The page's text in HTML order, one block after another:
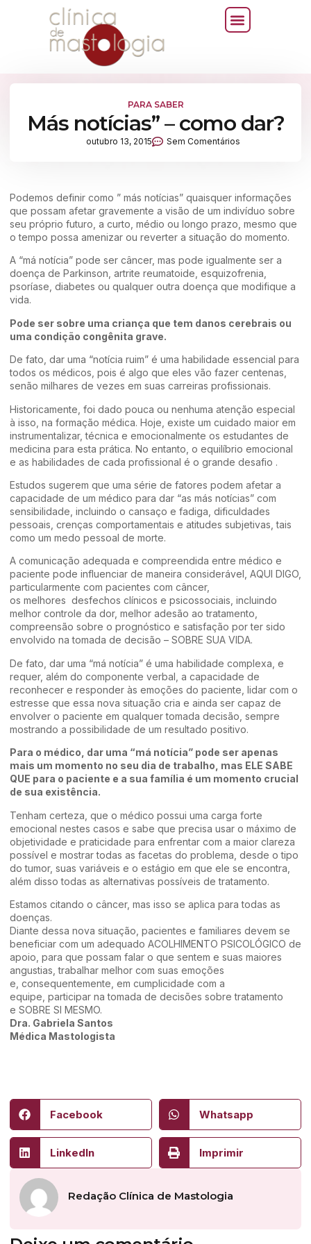
PARA SABER
Más notícias” – como dar?
outubro 13, 2015 Sem Comentários
Podemos definir como ” más notícias” quaisquer informações
que possam afetar gravemente a visão de um indivíduo sobre
seu próprio futuro, a curto, médio ou longo prazo, mesmo que
o tempo possa amenizar ou reverter a situação do momento.
A “má notícia” pode ser câncer, mas pode igualmente ser a
doença de Parkinson, artrite reumatoide, esquizofrenia,
psoríase, diabetes ou qualquer outra doença que modifique a
vida.
Pode ser sobre uma criança que tem danos cerebrais ou
uma condição congênita grave.
De fato, dar uma “notícia ruim” é uma habilidade essencial para
todos os médicos, pois é algo que eles vão fazer centenas,
senão milhares de vezes em suas carreiras profissionais.
Historicamente, foi dado pouca ou nenhuma atenção especial
à isso, na formação médica. Hoje, existe um cuidado maior em
instrumentalizar, técnica e emocionalmente os estudantes de
medicina para esta prática. No entanto, o equilíbrio emocional
e as habilidades de cada profissional é o grande desafio .
Estudos sugerem que uma série de fatores podem afetar a
capacidade de um médico para dar “as más notícias” com
sensibilidade, incluindo o cansaço e fadiga, dificuldades
pessoais, crenças comportamentais e atitudes subjetivas, tais
como um medo pessoal de morte.
A comunicação adequada e compreendida entre médico e
paciente pode influenciar de maneira considerável, AQUI DIGO,
particularmente com pacientes com câncer,
os melhores desfechos clínicos e psicossociais, incluindo
melhor controle da dor, melhor adesão ao tratamento,
compreensão sobre o prognóstico e satisfação por ter sido
envolvido na tomada de decisão – SOBRE SUA VIDA.
De fato, dar uma “má notícia” é uma habilidade complexa, e
requer, além do componente verbal, a capacidade de
reconhecer e responder às emoções do paciente, lidar com o
estresse que essa nova situação cria e ainda ser capaz de
envolver o paciente em qualquer tomada decisão, sempre
mostrando a possibilidade de um resultado positivo.
Para o médico, dar uma “má notícia” pode ser apenas
mais um momento no seu dia de trabalho, mas ELE SABE
QUE para o paciente e a sua família é um momento crucial
de sua existência.
Tenham certeza, que o médico possui uma carga forte
emocional nestes casos e sabe que precisa usar o máximo de
objetividade e praticidade para enfrentar com a maior clareza
possível e mostrar todas as facetas do problema, desde o tipo
do tumor, suas variáveis e o estágio em que ele se encontra,
além disso todas as alternativas possíveis de tratamento.
Estamos citando o câncer, mas isso se aplica para todas as
doenças.
Diante dessa nova situação, pacientes e familiares devem se
beneficiar com um adequado ACOLHIMENTO PSICOLÓGICO de
apoio, para que possam falar o que sentem e suas maiores
angustias, trabalhar melhor com suas emoções
e, consequentemente, em cumplicidade com a
equipe, participar na tomada de decisões sobre tratamento
e SOBRE SI MESMO.
Dra. Gabriela Santos
Médica Mastologista
Facebook Whatsapp
LinkedIn Imprimir
Redação Clínica de Mastologia